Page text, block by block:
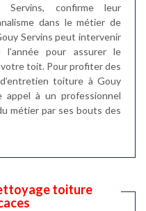
confirme leur
dans le métier de
Servins peut intervenir
pour assurer le
toit. Pour profiter des
toiture à Gouy
à un professionnel
métier par ses bouts des
toiture